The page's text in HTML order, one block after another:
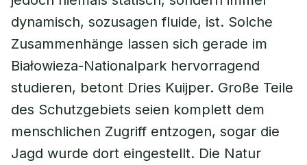
dynamisch, sozusagen fluide, ist. Solche
Zusammenhänge lassen sich gerade im
Białowieza-Nationalpark hervorragend
studieren, betont Dries Kuijper. Große Teile
des Schutzgebiets seien komplett dem
menschlichen Zugriff entzogen, sogar die
Jagd wurde dort eingestellt. Die Natur